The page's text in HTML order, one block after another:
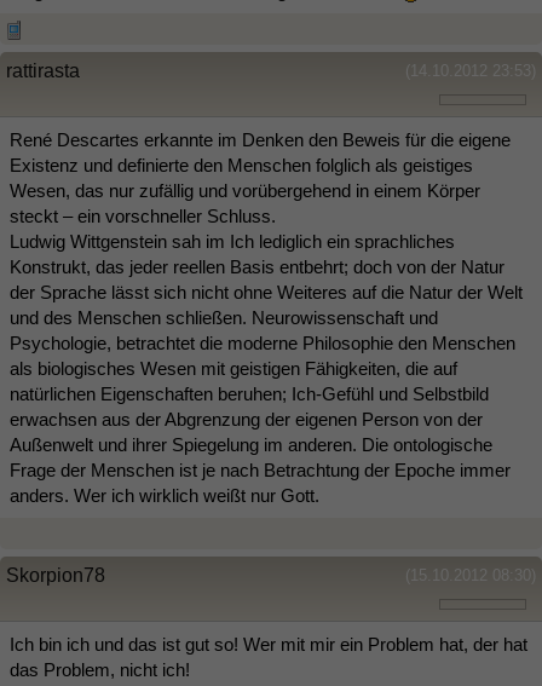
(14.10.2012 23:53)
rattirasta
René Descartes erkannte im Denken den Beweis für die eigene
Existenz und definierte den Menschen folglich als geistiges
Wesen, das nur zufällig und vorübergehend in einem Körper
steckt – ein vorschneller Schluss.
Ludwig Wittgenstein sah im Ich lediglich ein sprachliches
Konstrukt, das jeder reellen Basis entbehrt; doch von der Natur
der Sprache lässt sich nicht ohne Weiteres auf die Natur der Welt
und des Menschen schließen. Neurowissenschaft und
Psychologie, betrachtet die moderne Philosophie den Menschen
als biologisches Wesen mit geistigen Fähigkeiten, die auf
natürlichen Eigenschaften beruhen; Ich-Gefühl und Selbstbild
erwachsen aus der Abgrenzung der eigenen Person von der
Außenwelt und ihrer Spiegelung im anderen. Die ontologische
Frage der Menschen ist je nach Betrachtung der Epoche immer
anders. Wer ich wirklich weißt nur Gott.
(15.10.2012 08:30)
Skorpion78
Ich bin ich und das ist gut so! Wer mit mir ein Problem hat, der hat
das Problem, nicht ich!